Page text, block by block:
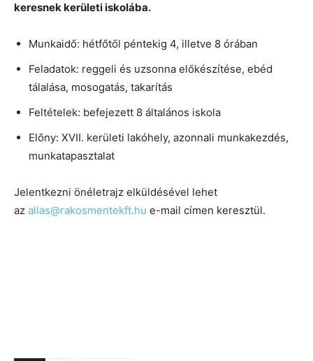
keresnek kerületi iskolába.
Munkaidő: hétfőtől péntekig 4, illetve 8 órában
Feladatok: reggeli és uzsonna előkészítése, ebéd
tálalása, mosogatás, takarítás
Feltételek: befejezett 8 általános iskola
Előny: XVII. kerületi lakóhely, azonnali munkakezdés,
munkatapasztalat
Jelentkezni önéletrajz elküldésével lehet
az allas@rakosmentekft.hu e-mail címen keresztül.